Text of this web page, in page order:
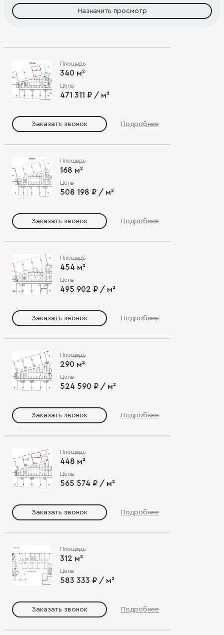
Назначить просмотр
Площадь
340 м²
Цена
471 311 ₽ / м²
Заказать звонок Подробнее
Площадь
168 м²
Цена
508 198 ₽ / м²
Заказать звонок Подробнее
Площадь
454 м²
Цена
495 902 ₽ / м²
Заказать звонок Подробнее
Площадь
290 м²
Цена
524 590 ₽ / м²
Заказать звонок Подробнее
Площадь
448 м²
Цена
565 574 ₽ / м²
Заказать звонок Подробнее
Площадь
312 м²
Цена
583 333 ₽ / м²
Заказать звонок Подробнее